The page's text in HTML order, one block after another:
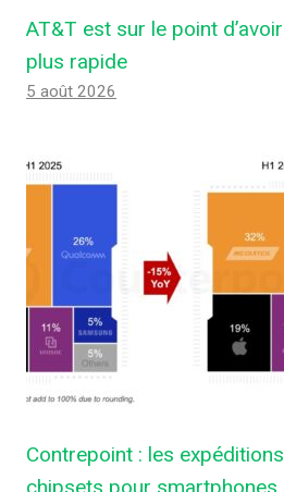
AT&T est sur le point
plus rapide
5 août 2026
Contrepoint : les